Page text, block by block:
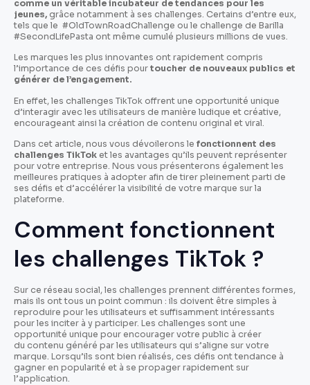
comme un véritable incubateur de tendances pour les
jeunes, grâce notamment à ses challenges. Certains d’entre eux,
tels que le #OldTownRoadChallenge ou le challenge de Barilla
#SecondLifePasta ont même cumulé plusieurs millions de vues.
Les marques les plus innovantes ont rapidement compris
l’importance de ces défis pourtoucher de nouveaux publics et
générer de l’engagement.
En effet, les challenges TikTok offrent une opportunité unique
d’interagir avec les utilisateurs de manière ludique et créative,
encourageant ainsi la création de contenu original et viral.
Dans cet article, nous vous dévoilerons le fonctionnent des
challenges TikToket les avantages qu’ils peuvent représenter
pour votre entreprise. Nous vous présenterons également les
meilleures pratiques à adopter afin de tirer pleinement parti de
ses défis et d’accélérer la visibilité de votre marque sur la
plateforme.
Comment fonctionnent
les challenges TikTok ?
Sur ce réseau social, les challenges prennent différentes formes,
mais ils ont tous un point commun : ils doivent être simples à
reproduire pour les utilisateurs et suffisamment intéressants
pour les inciter à y participer. Les challenges sont une
opportunité unique pour encourager votre public à créer
du contenu généré par les utilisateurs qui s’aligne sur votre
marque. Lorsqu’ils sont bien réalisés, ces défis ont tendance à
gagner en popularité et à se propager rapidement sur
l’application.